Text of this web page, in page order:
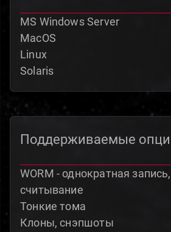
MS Windows Server
MacOS
Linux
Solaris
Поддерживаемые
WORM - однократная
считывание
Тонкие тома
Клоны, снэпшоты